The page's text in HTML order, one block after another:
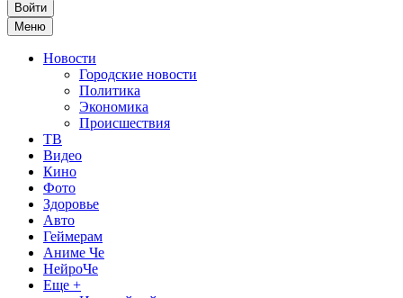
Войти
Меню
Новости
Городские новости
Политика
Экономика
Происшествия
ТВ
Видео
Кино
Фото
Здоровье
Авто
Геймерам
Аниме Че
НейроЧе
Еще +